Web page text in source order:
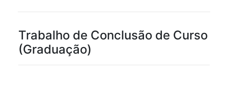
Trabalho de Conclusão de Curso
(Graduação)